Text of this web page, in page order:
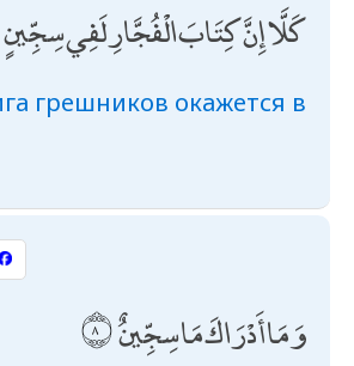
كَلَّا إِنَّ كِتَابَ الْفُجَّارِ لَفِي سِجِّينٍ
грешников окажется в
وَمَا أَدْرَاكَ مَا سِجِّينٌ